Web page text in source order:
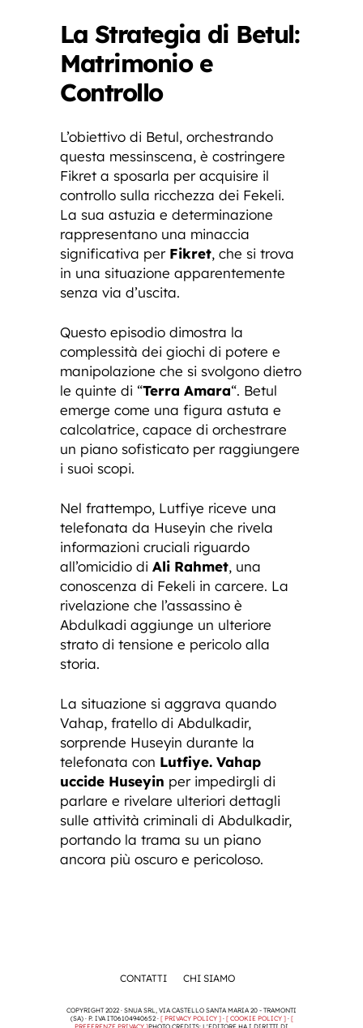
La Strategia di Betul:
Matrimonio e
Controllo
L’obiettivo di Betul, orchestrando
questa messinscena, è costringere
Fikret a sposarla per acquisire il
controllo sulla ricchezza dei Fekeli.
La sua astuzia e determinazione
rappresentano una minaccia
significativa per Fikret, che si trova
in una situazione apparentemente
senza via d’uscita.
Questo episodio dimostra la
complessità dei giochi di potere e
manipolazione che si svolgono dietro
le quinte di “Terra Amara“. Betul
emerge come una figura astuta e
calcolatrice, capace di orchestrare
un piano sofisticato per raggiungere
i suoi scopi.
Nel frattempo, Lutfiye riceve una
telefonata da Huseyin che rivela
informazioni cruciali riguardo
all’omicidio di Ali Rahmet, una
conoscenza di Fekeli in carcere. La
rivelazione che l’assassino è
Abdulkadi aggiunge un ulteriore
strato di tensione e pericolo alla
storia.
La situazione si aggrava quando
Vahap, fratello di Abdulkadir,
sorprende Huseyin durante la
telefonata con Lutfiye. Vahap
uccide Huseyin per impedirgli di
parlare e rivelare ulteriori dettagli
sulle attività criminali di Abdulkadir,
portando la trama su un piano
ancora più oscuro e pericoloso.
CONTATTI CHI SIAMO
COPYRIGHT 2022 · SNUA SRL, VIA CASTELLO SANTA MARIA 20 - TRAMONTI
(SA) · P. IVA IT06104940652 · [ PRIVACY POLICY ]· [ COOKIE POLICY ]· [